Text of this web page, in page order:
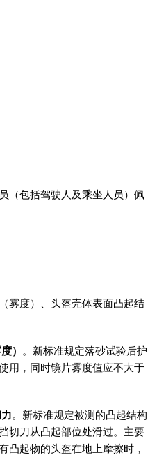
（包括驾驶人及乘坐人员）佩
雾度）、头盔壳体表面凸起结
） 。新标准规定落砂试验后护
用，同时镜片雾度值应不大于
。新标准规定被测的凸起结构
切刀从凸起部位处滑过。主要
凸起物的头盔在地上摩擦时，